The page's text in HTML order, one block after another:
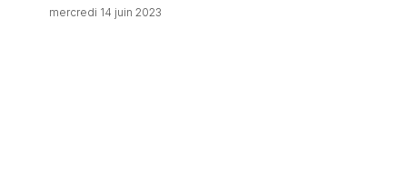
mercredi 14 juin 2023